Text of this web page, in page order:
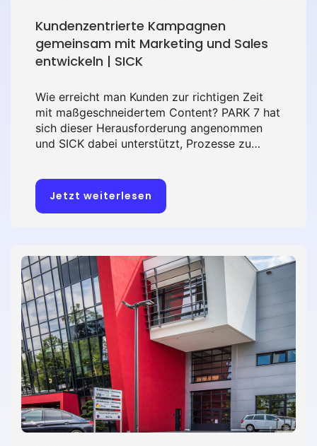
Kundenzentrierte Kampagnen
gemeinsam mit Marketing und Sales
entwickeln | SICK
Wie erreicht man Kunden zur richtigen Zeit
mit maßgeschneidertem Content? PARK 7 hat
sich dieser Herausforderung angenommen
und SICK dabei unterstützt, Prozesse zu
effektive Zusammenarbeit zwischen
Marketing und Vertrieb etabliert. Das
der Customer Journey. Erfahren Sie in dieser
Erfolgsgeschichte, wie durch gezielte
Strategien wertvolle Leads generiert werden.
Jetzt weiterlesen